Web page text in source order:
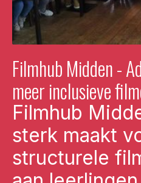
Filmhub Midden -
meer inclusieve
Filmhub
sterk maakt
structurele